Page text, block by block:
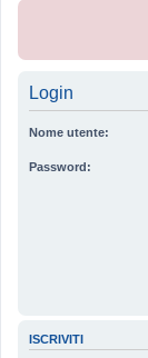
Login
Nome utente:
Password:
ISCRIVITI